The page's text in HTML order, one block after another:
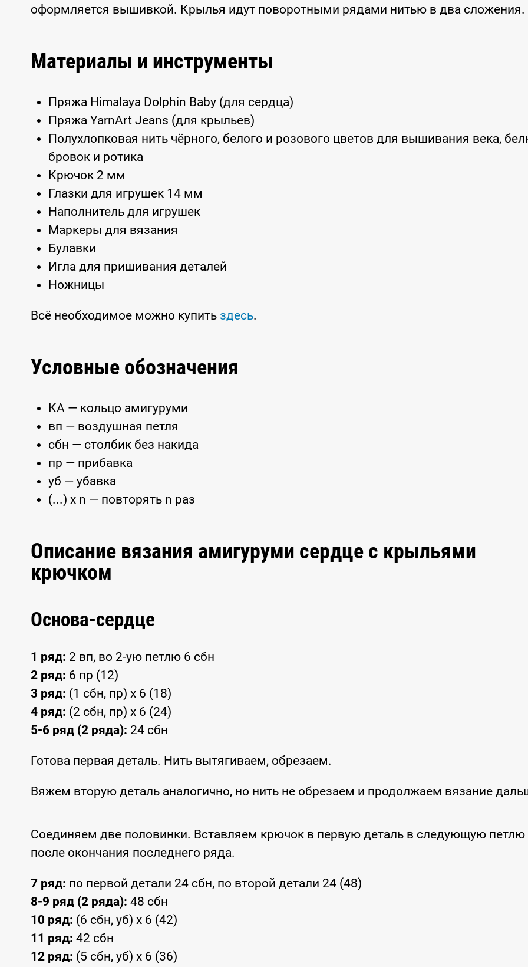
оформляется вышивкой. Крылья идут поворотными рядами нитью в два сложения.
Материалы и инструменты
Пряжа Himalaya Dolphin Baby (для сердца)
Пряжа YarnArt Jeans (для крыльев)
Полухлопковая нить чёрного, белого и розового цветов для вышивания века,
бровок и ротика
Крючок 2 мм
Глазки для игрушек 14 мм
Наполнитель для игрушек
Маркеры для вязания
Булавки
Игла для пришивания деталей
Ножницы
Всё необходимое можно купить здесь.
Условные обозначения
КА — кольцо амигуруми
вп — воздушная петля
сбн — столбик без накида
пр — прибавка
уб — убавка
(...) x n — повторять n раз
Описание вязания амигуруми сердце с крыльями
крючком
Основа-сердце
1 ряд: 2 вп, во 2-ую петлю 6 сбн
2 ряд: 6 пр (12)
3 ряд: (1 сбн, пр) x 6 (18)
4 ряд: (2 сбн, пр) x 6 (24)
5-6 ряд (2 ряда): 24 сбн
Готова первая деталь. Нить вытягиваем, обрезаем.
Вяжем вторую деталь аналогично, но нить не обрезаем и продолжаем вязание
Соединяем две половинки. Вставляем крючок в первую деталь в следующую петлю
после окончания последнего ряда.
7 ряд: по первой детали 24 сбн, по второй детали 24 (48)
8-9 ряд (2 ряда): 48 сбн
10 ряд: (6 сбн, уб) x 6 (42)
11 ряд: 42 сбн
12 ряд: (5 сбн, уб) x 6 (36)